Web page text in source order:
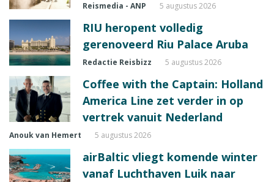
Reismedia - ANP 5 augustus 2026
RIU heropent volledig
gerenoveerd Riu Palace Aruba
Redactie Reisbizz 5 augustus 2026
Coffee with the Captain: Holland
America Line zet verder in op
vertrek vanuit Nederland
Anouk van Hemert 5 augustus 2026
airBaltic vliegt komende winter
vanaf Luchthaven Luik naar